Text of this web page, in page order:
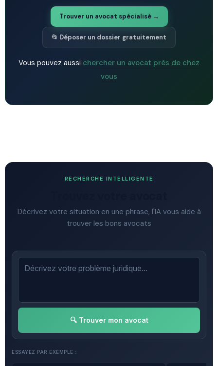
Trouver un avocat spécialisé →
📂 Déposer un dossier gratuitement
Vous pouvez aussi chercher un avocat près de chez
vous
RECHERCHE INTELLIGENTE
Décrivez votre situation en une phrase, l'IA vous aide à
trouver les bons avocats
🔍 Trouver mon avocat
ESSAYEZ PAR EXEMPLE :